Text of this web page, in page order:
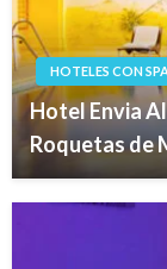
HOTELES CON
Hotel Envia
Roquetas de